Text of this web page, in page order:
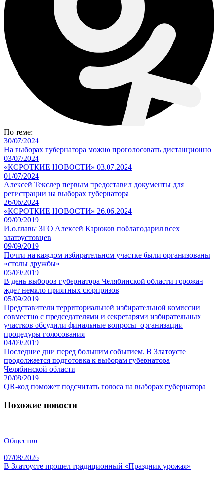
По теме:
30/07/2024
На выборах губернатора можно проголосовать дистанционно
03/07/2024
«КОРОТКИЕ НОВОСТИ» 03.07.2024
01/07/2024
Алексей Текслер первым предоставил документы для
регистрации на выборах губернатора
26/06/2024
«КОРОТКИЕ НОВОСТИ» 26.06.2024
09/09/2019
И.о.главы ЗГО Алексей Карюков поблагодарил всех
златоустовцев
09/09/2019
Почти на каждом избирательном участке были организованы
«столы дружбы»
05/09/2019
В день выборов губернатора Челябинской области горожан
ждет немало приятных сюрпризов
05/09/2019
Представители территориальной избирательной комиссии
совместно с председателями и секретарями избирательных
участков обсудили финальные вопросы организации
процедуры голосования
04/09/2019
Последние дни перед большим событием. В Златоусте
продолжается подготовка к выборам губернатора
Челябинской области
20/08/2019
QR-код поможет подсчитать голоса на выборах губернатора
Похожие новости
Общество
07/08/2026
В Златоусте прошел традиционный «Праздник урожая»